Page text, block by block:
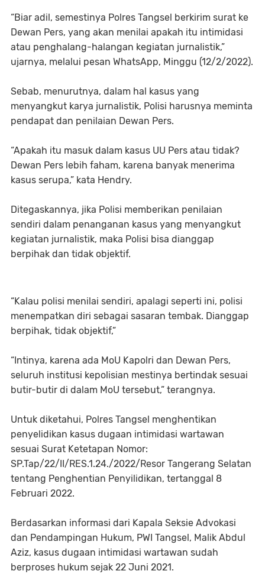
“Biar adil, semestinya Polres Tangsel berkirim surat ke
Dewan Pers, yang akan menilai apakah itu intimidasi
atau penghalang-halangan kegiatan jurnalistik,”
ujarnya, melalui pesan WhatsApp, Minggu (12/2/2022).
Sebab, menurutnya, dalam hal kasus yang
menyangkut karya jurnalistik, Polisi harusnya meminta
pendapat dan penilaian Dewan Pers.
“Apakah itu masuk dalam kasus UU Pers atau tidak?
Dewan Pers lebih faham, karena banyak menerima
kasus serupa,” kata Hendry.
Ditegaskannya, jika Polisi memberikan penilaian
sendiri dalam penanganan kasus yang menyangkut
kegiatan jurnalistik, maka Polisi bisa dianggap
berpihak dan tidak objektif.
“Kalau polisi menilai sendiri, apalagi seperti ini, polisi
menempatkan diri sebagai sasaran tembak. Dianggap
berpihak, tidak objektif,”
“Intinya, karena ada MoU Kapolri dan Dewan Pers,
seluruh institusi kepolisian mestinya bertindak sesuai
butir-butir di dalam MoU tersebut,” terangnya.
Untuk diketahui, Polres Tangsel menghentikan
penyelidikan kasus dugaan intimidasi wartawan
sesuai Surat Ketetapan Nomor:
SP.Tap/22/II/RES.1.24./2022/Resor Tangerang Selatan
tentang Penghentian Penyilidikan, tertanggal 8
Februari 2022.
Berdasarkan informasi dari Kapala Seksie Advokasi
dan Pendampingan Hukum, PWI Tangsel, Malik Abdul
Aziz, kasus dugaan intimidasi wartawan sudah
berproses hukum sejak 22 Juni 2021.